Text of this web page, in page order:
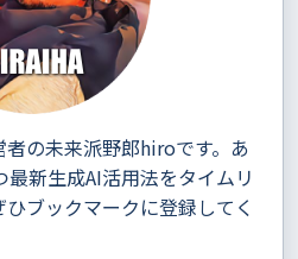
の未来派野郎hiroです。あ
新生成AI活用法をタイムリ
ブックマークに登録してく